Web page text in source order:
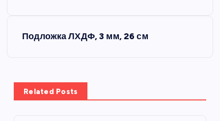
Подложка ЛХДФ, 3 мм, 26 см
Related Posts